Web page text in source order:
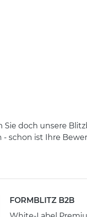
doch unsere
schon ist Ihre
FORMBLITZ B2B